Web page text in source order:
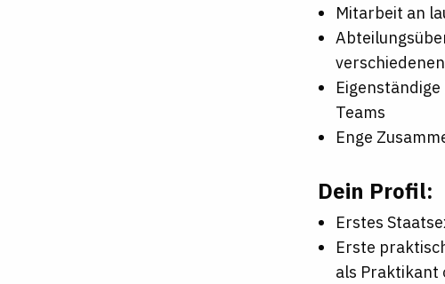
Mitarbeit an
Teams
Enge
Dein Profil:
Erstes
Erste
als Praktikant